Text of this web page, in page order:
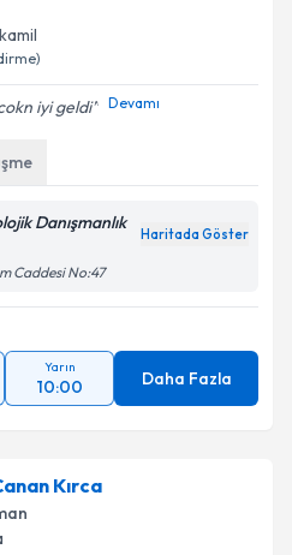
iyi geldi Devamı
Danışmanlık
Haritada Göster
Caddesi No:47
Yarın
10:00 Daha Fazla
Kırca